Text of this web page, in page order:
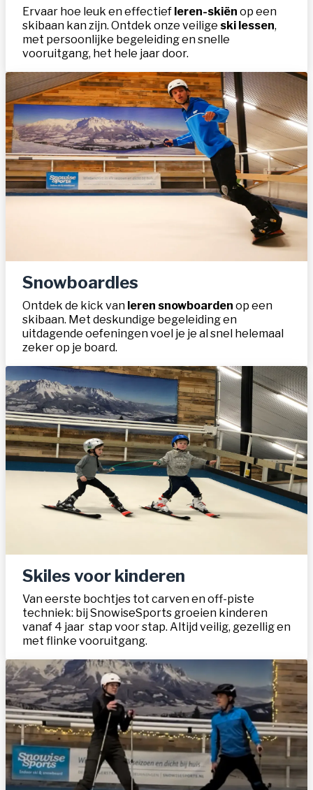
Ervaar hoe leuk en effectief leren-skiën op een
skibaan kan zijn. Ontdek onze veilige ski lessen,
met persoonlijke begeleiding en snelle
vooruitgang, het hele jaar door.
Snowboardles
Ontdek de kick van leren snowboarden op een
skibaan. Met deskundige begeleiding en
uitdagende oefeningen voel je je al snel helemaal
zeker op je board.
Skiles voor kinderen
Van eerste bochtjes tot carven en off-piste
techniek: bij SnowiseSports groeien kinderen
vanaf 4 jaar stap voor stap. Altijd veilig, gezellig en
met flinke vooruitgang.